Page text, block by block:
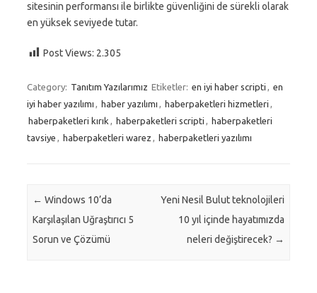
sitesinin performansı ile birlikte güvenliğini de sürekli olarak
en yüksek seviyede tutar.
Post Views: 2.305
Category: Tanıtım Yazılarımız Etiketler: en iyi haber scripti , en
iyi haber yazılımı , haber yazılımı , haberpaketleri hizmetleri ,
haberpaketleri kırık , haberpaketleri scripti , haberpaketleri
tavsiye , haberpaketleri warez , haberpaketleri yazılımı
Post navigation
← Windows 10’da
Karşılaşılan Uğraştırıcı 5
Sorun ve Çözümü
Yeni Nesil Bulut teknolojileri
10 yıl içinde hayatımızda
neleri değiştirecek? →